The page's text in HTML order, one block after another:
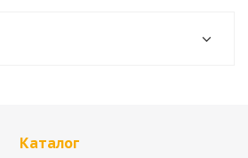
Каталог